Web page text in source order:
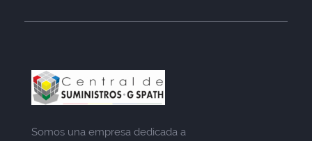
Somos una empresa dedicada a